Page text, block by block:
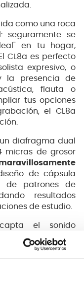
como una roca
seguramente se
en tu hogar,
CL8a es perfecto
expresivo, o
la presencia de
flauta o
tus opciones
el CL8a
diafragma dual
micras de grosor
de cápsula
de patrones de
resultados
de estudio.
el sonido
No hay
lo hace perfecto